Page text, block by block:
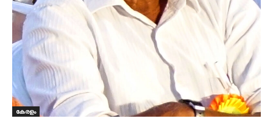
കേരളം